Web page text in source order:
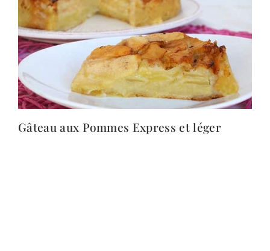
Gâteau aux Pommes Express et léger